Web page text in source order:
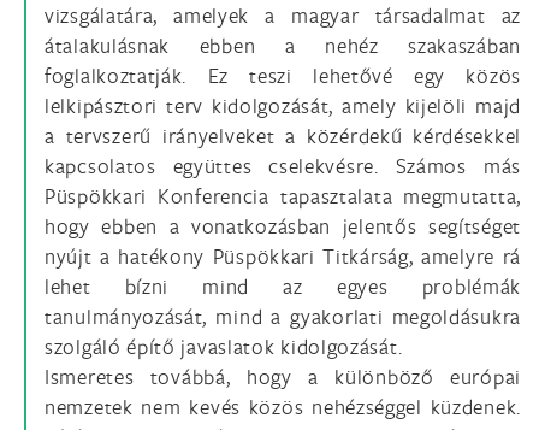
vizsgálatára, amelyek a magyar társadalmat az
átalakulásnak ebben a nehéz szakaszában
foglalkoztatják. Ez teszi lehetővé egy közös
lelkipásztori terv kidolgozását, amely kijelöli majd
a tervszerű irányelveket a közérdekű kérdésekkel
kapcsolatos együttes cselekvésre. Számos más
Püspökkari Konferencia tapasztalata megmutatta,
hogy ebben a vonatkozásban jelentős segítséget
nyújt a hatékony Püspökkari Titkárság, amelyre rá
lehet bízni mind az egyes problémák
tanulmányozását, mind a gyakorlati megoldásukra
szolgáló építő javaslatok kidolgozását.
Ismeretes továbbá, hogy a különböző európai
nemzetek nem kevés közös nehézséggel küzdenek.